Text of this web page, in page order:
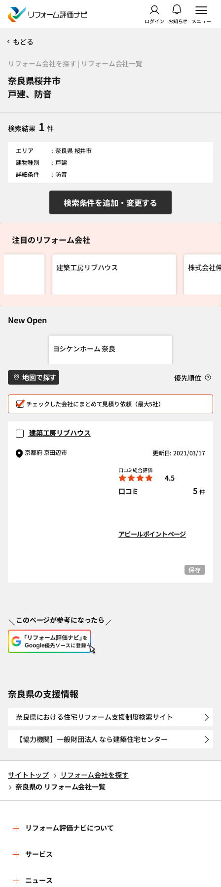
ログイン お知らせ メニュー
もどる
リフォーム会社を探す | リフォーム会社一覧
奈良県桜井市
戸建、防音
検索結果 1 件
エリア
奈良県 桜井市
建物種別
戸建
詳細条件
防音
検索条件を追加・変更する
注目のリフォーム会社
建築工房リブハウス 株式会社
New Open
ヨシケンホーム 奈良
地図で探す 優先順位
チェックした会社にまとめて見積り依頼（最大5社）
建築工房リブハウス
京都府 京田辺市 更新日: 2021/03/17
口コミ総合評価
4.5
口コミ
5 件
アピールポイントページ
保存
このページが参考になったら
奈良県の支援情報
奈良県における住宅リフォーム支援制度検索サイト
【協力機関】一般財団法人 なら建築住宅センター
サイトトップ
リフォーム会社を探す
奈良県の リフォーム会社一覧
リフォーム評価ナビについて
リフォーム評価ナビとは
運営体制
サービス
リフォーム会社を探す
ニュース